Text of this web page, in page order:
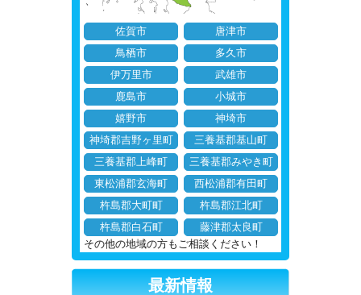
佐賀市
唐津市
鳥栖市
多久市
伊万里市
武雄市
鹿島市
小城市
嬉野市
神埼市
神埼郡吉野ヶ里町
三養基郡基山町
三養基郡上峰町
三養基郡みやき町
東松浦郡玄海町
西松浦郡有田町
杵島郡大町町
杵島郡江北町
杵島郡白石町
藤津郡太良町
その他の地域の方もご相談ください！
最新情報